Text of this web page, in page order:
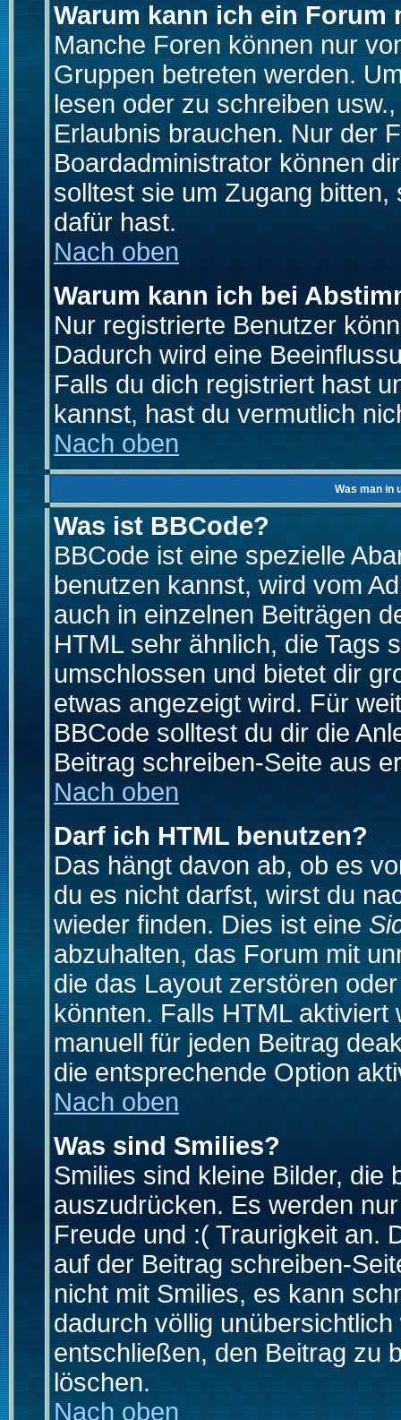
Warum kann ich ein Forum
Manche Foren können nur
Gruppen betreten werden.
lesen oder zu schreiben
Erlaubnis brauchen. Nur der
Boardadministrator können
solltest sie um Zugang
dafür hast.
Nach oben
Warum kann ich bei
Nur registrierte Benutzer
Dadurch wird eine
Falls du dich registriert hast
kannst, hast du vermutlich
Nach oben
Was man in
Was ist BBCode?
BBCode ist eine spezielle
benutzen kannst, wird vom
auch in einzelnen Beiträgen
HTML sehr ähnlich, die Tags
umschlossen und bietet dir
etwas angezeigt wird. Für
BBCode solltest du dir die
Beitrag schreiben-Seite aus
Nach oben
Darf ich HTML benutzen?
Das hängt davon ab, ob es
du es nicht darfst, wirst du
wieder finden. Dies ist eine
abzuhalten, das Forum mit
die das Layout zerstören
könnten. Falls HTML
manuell für jeden Beitrag
die entsprechende Option
Nach oben
Was sind Smilies?
Smilies sind kleine Bilder, die
auszudrücken. Es werden
Freude und :( Traurigkeit an.
auf der Beitrag schreiben-
nicht mit Smilies, es kann
dadurch völlig
entschließen, den Beitrag zu
löschen.
Nach oben